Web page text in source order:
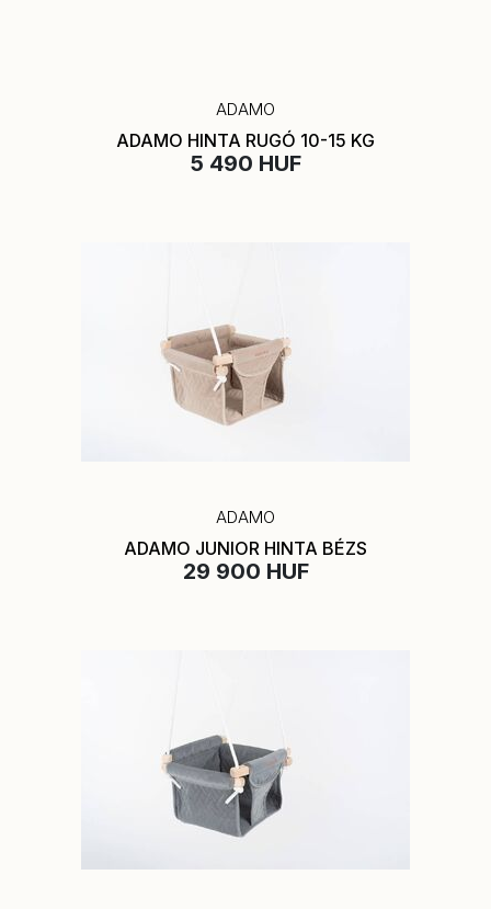
ADAMO
ADAMO HINTA RUGÓ 10-15 KG
5 490 HUF
ADAMO
ADAMO JUNIOR HINTA BÉZS
29 900 HUF